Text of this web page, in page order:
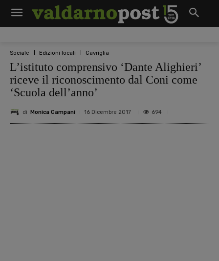
Sociale Edizioni locali Cavriglia
L’istituto comprensivo ‘Dante Alighieri’
riceve il riconoscimento dal Coni come
‘Scuola dell’anno’
di Monica Campani 16 Dicembre 2017 694